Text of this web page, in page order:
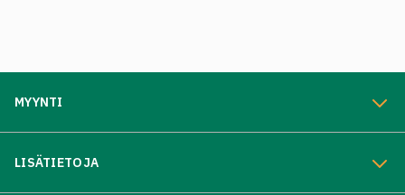
<strong>Suositeltu laminaatti: </strong> <a
href="https://www.signcom.fi/product/hexis-
MYYNTI
LISÄTIETOJA